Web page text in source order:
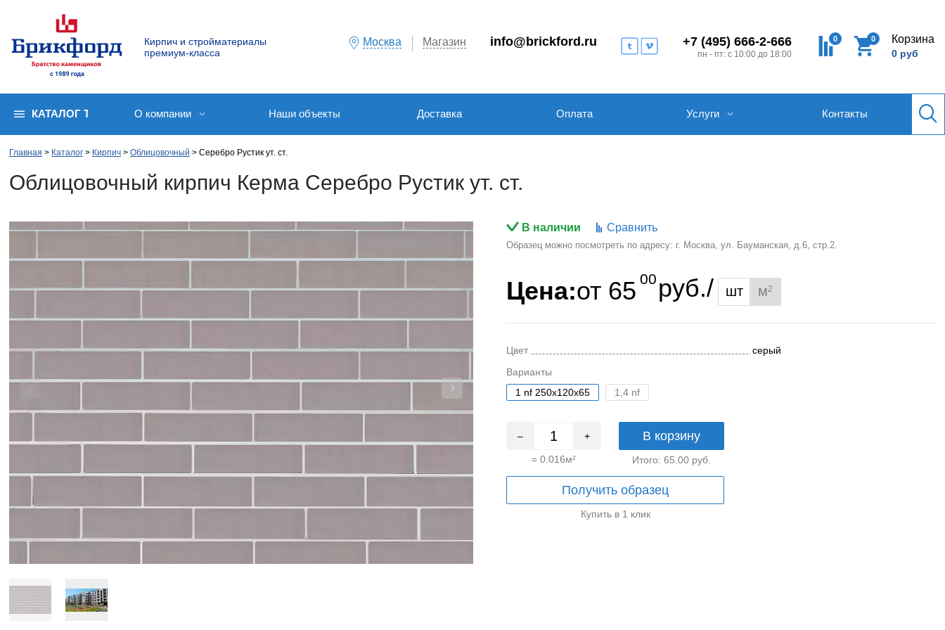
Кирпич и стройматериалы
премиум-класса
Москва Магазин info@brickford.ru +7 (495) 666-2-666
пн - пт: с 10:00 до 18:00
0 0 Корзина
0 руб
КАТАЛОГ ТОВАРОВО компании Наши объекты Доставка Оплата Услуги Контакты
Главная Каталог Кирпич Облицовочный Серебро Рустик ут. ст.
Облицовочный кирпич Керма Серебро Рустик ут. ст.
В наличии Сравнить
Образец можно посмотреть по адресу: г. Москва, ул. Бауманская, д.6, стр.2.
Цена:от 65 00 руб./ шт м2
Цвет
серый
Варианты
1 nf 250x120x65
1,4 nf
– +
= 0.016м²
В корзину
Итого: 65.00 руб.
Получить образец
Купить в 1 клик